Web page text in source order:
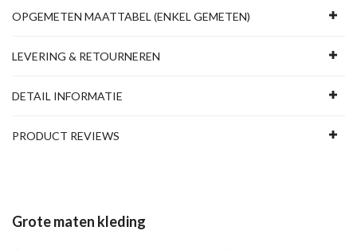
OPGEMETEN MAATTABEL (ENKEL GEMETEN)
LEVERING & RETOURNEREN
DETAIL INFORMATIE
PRODUCT REVIEWS
Grote maten kleding